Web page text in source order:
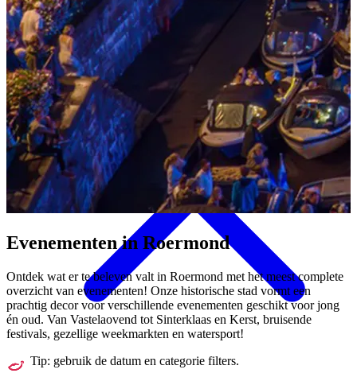
Eten & Drinken
Evenementen in Roermond
Ontdek wat er te beleven valt in Roermond met het meest complete
overzicht van evenementen! Onze historische stad vormt een
prachtig decor voor verschillende evenementen geschikt voor jong
én oud. Van Vastelaovend tot Sinterklaas en Kerst, bruisende
festivals, gezellige weekmarkten en watersport!
Tip: gebruik de datum en categorie filters.